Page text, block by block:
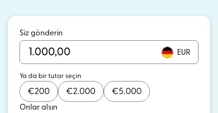
Siz gönderin
EUR
Ya da bir tutar seçin
€200 €2.000 €5.000
Onlar alsın